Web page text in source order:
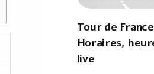
Tour de
Horaires,
live